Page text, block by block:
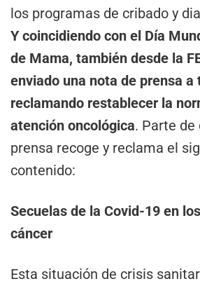
los programas de cribado y
Y coincidiendo con el Día
de Mama, también desde la
enviado una nota de prensa a
reclamando restablecer la
atención oncológica. Parte de
prensa recoge y reclama el
contenido:
Secuelas de la Covid-19 en
cáncer
Esta situación de crisis